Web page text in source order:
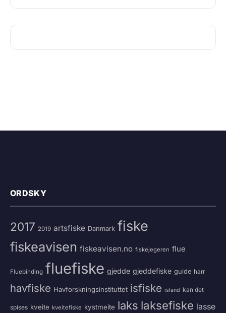
ORDSKY
2017 2019 artsfiske Danmark fiske
fiskeavisen fiskeavisen.no fiskejegeren flue
Fluebinding fluefiske gjedde gjeddefiske guide harr
havfiske Havforskningsinstituttet isfiske island kan det
spises kveite kveitefiske kystmeite laks laksefiske lasse